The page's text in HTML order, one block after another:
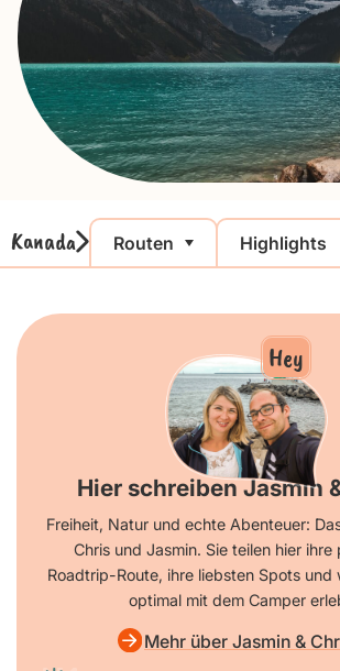
Kanada Routen Highlights
Hey
Hier schreiben Jasmin
Freiheit, Natur und echte Abenteuer:
Chris und Jasmin. Sie teilen hier ihre
Roadtrip-Route, ihre liebsten Spots und
optimal mit dem Camper
Mehr über Jasmin &